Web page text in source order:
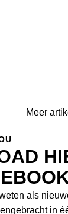
Meer
als
in